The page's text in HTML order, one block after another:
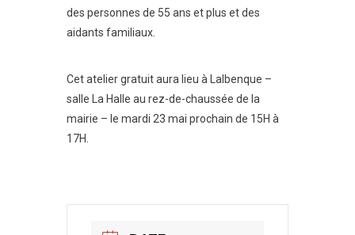
des personnes de 55 ans et plus et des
aidants familiaux.
Cet atelier gratuit aura lieu à Lalbenque –
salle La Halle au rez-de-chaussée de la
mairie – le mardi 23 mai prochain de 15H à
17H.